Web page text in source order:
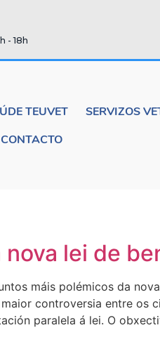
- 18h
TEUVET
SERVIZOS
CONTACTO
lei de
máis polémicos da
controversia entre os
paralela á lei. O